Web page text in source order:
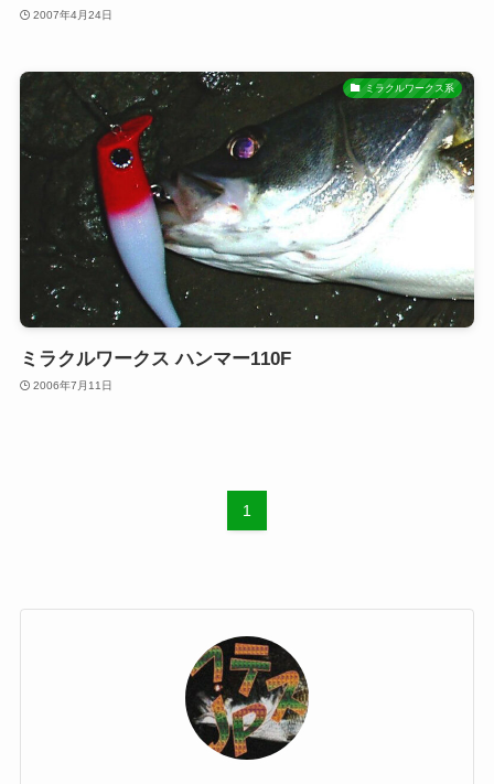
2007年4月24日
ミラクルワークス系
ミラクルワークス ハンマー110F
2006年7月11日
1